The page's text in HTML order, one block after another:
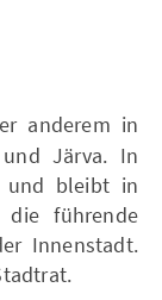
anderem in
Järva. In
und bleibt in
die führende
Innenstadt.